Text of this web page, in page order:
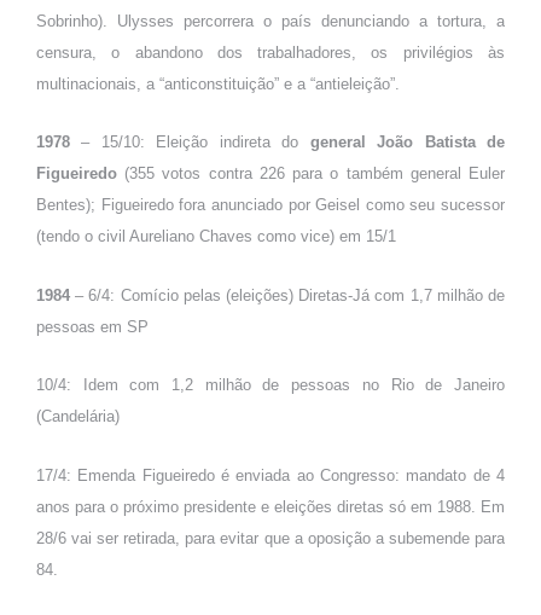
Sobrinho). Ulysses percorrera o país denunciando a tortura, a
censura, o abandono dos trabalhadores, os privilégios às
multinacionais, a “anticonstituição” e a “antieleição”.
1978 – 15/10: Eleição indireta do general João Batista de
Figueiredo (355 votos contra 226 para o também general Euler
Bentes); Figueiredo fora anunciado por Geisel como seu sucessor
(tendo o civil Aureliano Chaves como vice) em 15/1
1984 – 6/4: Comício pelas (eleições) Diretas-Já com 1,7 milhão de
pessoas em SP
10/4: Idem com 1,2 milhão de pessoas no Rio de Janeiro
(Candelária)
17/4: Emenda Figueiredo é enviada ao Congresso: mandato de 4
anos para o próximo presidente e eleições diretas só em 1988. Em
28/6 vai ser retirada, para evitar que a oposição a subemende para
84.